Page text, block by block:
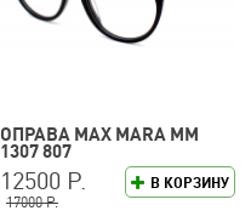
ОПРАВА MAX MARA MM
1307 807
В КОРЗИНУ
12500 Р.
17000 Р.